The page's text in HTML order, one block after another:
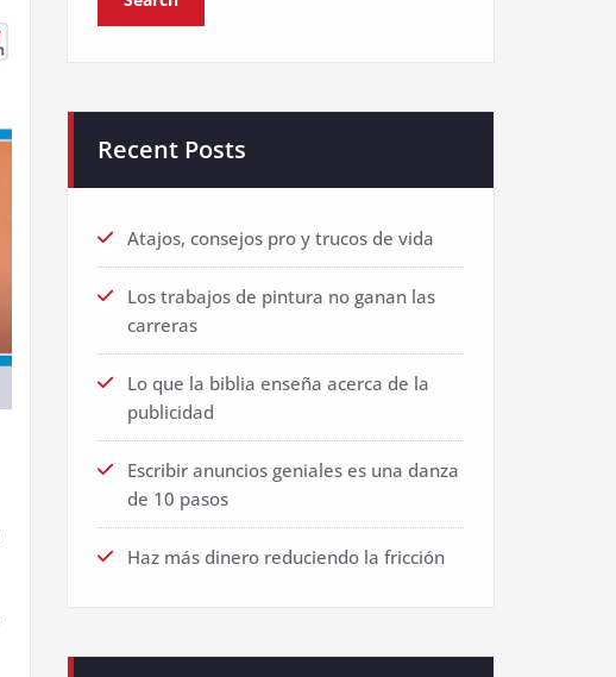
Recent Posts
Atajos, consejos pro y trucos de vida
Los trabajos de pintura no ganan las
carreras
Lo que la biblia enseña acerca de la
publicidad
Escribir anuncios geniales es una danza
de 10 pasos
Haz más dinero reduciendo la fricción